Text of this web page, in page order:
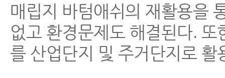
매립지 바텀애쉬의 재활용을
없고 환경문제도 해결된다.
를 산업단지 및 주거단지로 활